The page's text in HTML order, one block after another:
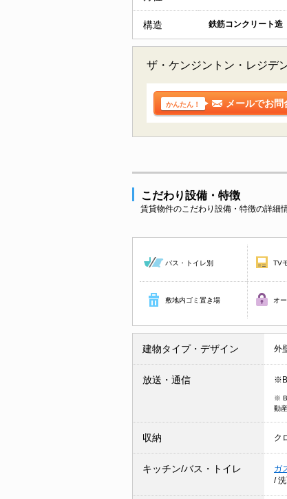
構造 鉄筋コンクリート造
ザ・ケンジントン・レジデ
かんたん！ メールでお問
こだわり設備・特徴
賃貸物件のこだわり設備・特徴の詳細
バス・トイレ別 TV
敷地内ゴミ置き場 オ
建物タイプ・デザイン 外
放送・通信
※
動
収納 ク
キッチン/バス・トイレ ガ
/